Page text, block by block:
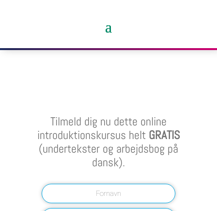
Tilmeld dig nu dette online
introduktionskursus helt GRATIS
(undertekster og arbejdsbog på
dansk).